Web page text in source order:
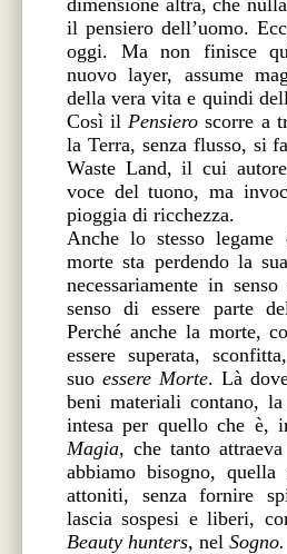
il pensiero dell’uomo.
oggi. Ma non finisce
nuovo layer, assume
della vera vita e quindi
Così il Pensiero scorre a
la Terra, senza flusso, si
Waste Land, il cui
voce del tuono, ma
pioggia di ricchezza.
Anche lo stesso
morte sta perdendo la sua
necessariamente in
senso di essere parte
Perché anche la morte,
essere superata,
suo essere Morte. Là
beni materiali contano,
intesa per quello che è,
Magia, che tanto
abbiamo bisogno, quella
attoniti, senza fornire
lascia sospesi e liberi,
Beauty hunters, nel Sogno.